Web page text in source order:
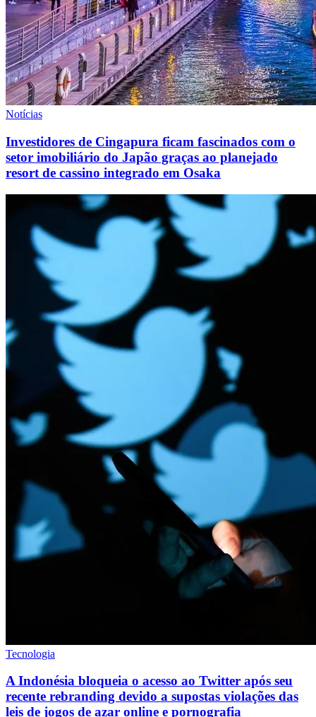
Notícias
Investidores de Cingapura ficam fascinados com o
setor imobiliário do Japão graças ao planejado
resort de cassino integrado em Osaka
Tecnologia
A Indonésia bloqueia o acesso ao Twitter após seu
recente rebranding devido a supostas violações das
leis de jogos de azar online e pornografia